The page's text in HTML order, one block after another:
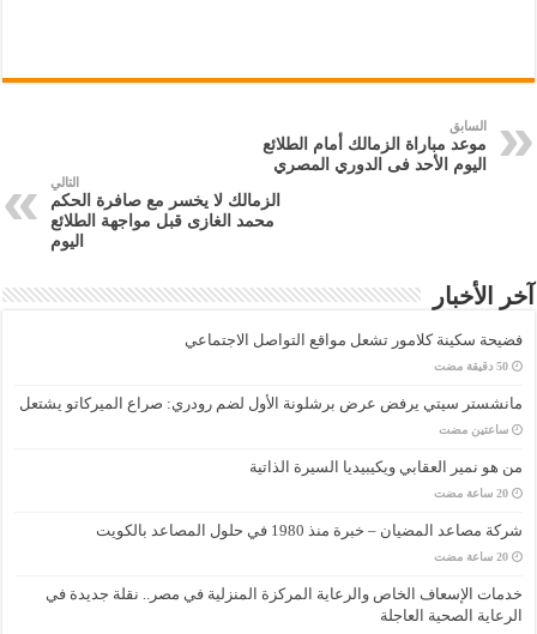
السابق
موعد مباراة الزمالك أمام الطلائع
اليوم الأحد فى الدوري المصري
التالي
الزمالك لا يخسر مع صافرة الحكم
محمد الغازى قبل مواجهة الطلائع
اليوم
آخر الأخبار
فضيحة سكينة كلامور تشعل مواقع التواصل الاجتماعي
‏50 دقيقة مضت
مانشستر سيتي يرفض عرض برشلونة الأول لضم رودري: صراع الميركاتو يشتعل
‏ساعتين مضت
من هو نمير العقابي ويكيبيديا السيرة الذاتية
‏20 ساعة مضت
شركة مصاعد المضيان – خبرة منذ 1980 في حلول المصاعد بالكويت
‏20 ساعة مضت
خدمات الإسعاف الخاص والرعاية المركزة المنزلية في مصر.. نقلة جديدة في
الرعاية الصحية العاجلة